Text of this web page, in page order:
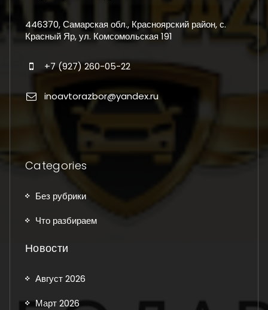
446370, Самарская обл., Красноярский район, с.
Красный Яр, ул. Комсомольская 191
+7 (927) 260-05-22
inoavtorazbor@yandex.ru
Categories
Без рубрики
Что разбираем
Новости
Август 2026
Март 2026